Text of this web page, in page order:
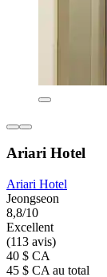
Ariari Hotel
Ariari Hotel
Jeongseon
8,8/10
Excellent
(113 avis)
40 $ CA
45 $ CA au total